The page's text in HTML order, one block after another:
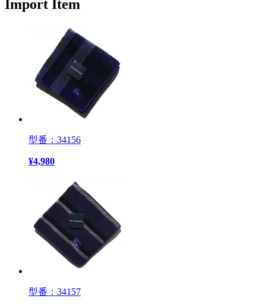
Import Item
型番：34156
¥4,980
型番：34157